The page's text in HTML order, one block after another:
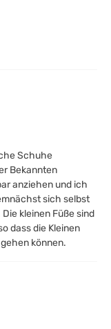
Schuhe
Bekannten
anziehen und ich
sich selbst
kleinen Füße sind
dass die Kleinen
können.